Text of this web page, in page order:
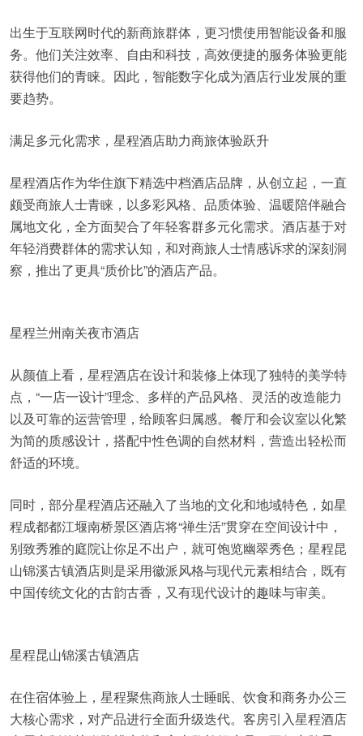
出生于互联网时代的新商旅群体，更习惯使用智能设备和服
务。他们关注效率、自由和科技，高效便捷的服务体验更能
获得他们的青睐。因此，智能数字化成为酒店行业发展的重
要趋势。
满足多元化需求，星程酒店助力商旅体验跃升
星程酒店作为华住旗下精选中档酒店品牌，从创立起，一直
颇受商旅人士青睐，以多彩风格、品质体验、温暖陪伴融合
属地文化，全方面契合了年轻客群多元化需求。酒店基于对
年轻消费群体的需求认知，和对商旅人士情感诉求的深刻洞
察，推出了更具“质价比”的酒店产品。
星程兰州南关夜市酒店
从颜值上看，星程酒店在设计和装修上体现了独特的美学特
点，“一店一设计”理念、多样的产品风格、灵活的改造能力
以及可靠的运营管理，给顾客归属感。餐厅和会议室以化繁
为简的质感设计，搭配中性色调的自然材料，营造出轻松而
舒适的环境。
同时，部分星程酒店还融入了当地的文化和地域特色，如星
程成都都江堰南桥景区酒店将“禅生活”贯穿在空间设计中，
别致秀雅的庭院让你足不出户，就可饱览幽翠秀色；星程昆
山锦溪古镇酒店则是采用徽派风格与现代元素相结合，既有
中国传统文化的古韵古香，又有现代设计的趣味与审美。
星程昆山锦溪古镇酒店
在住宿体验上，星程聚焦商旅人士睡眠、饮食和商务办公三
大核心需求，对产品进行全面升级迭代。客房引入星程酒店